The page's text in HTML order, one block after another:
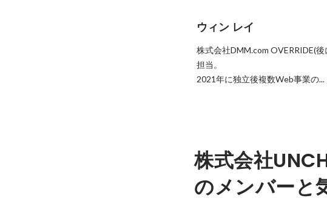
ウィン レイ
株式会社DMM.com OVERRIDE(
担当。
2021年に独立後複数Web事業の...
株式会社
のメンバーと